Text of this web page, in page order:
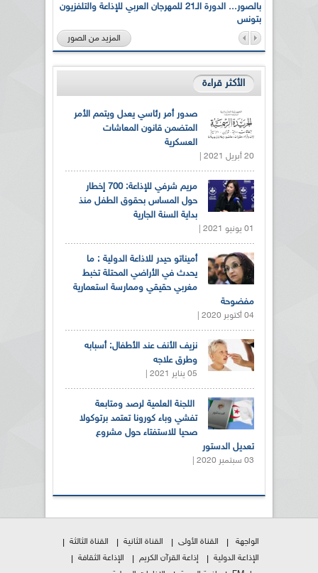
بالصور... الدورة الـ21 للمهرجان العربي للإذاعة والتلفزيون
بتونس
المزيد من الصور
الأكثر قراءة
صدور أمر رئاسي يعدل ويتمم الأمر
المتضمن قانون المعاشات
العسكرية
20 أبريل 2021 |
مريم شرفي للإذاعة: 700 إخطار
حول المساس بحقوق الطفل منذ
بداية السنة الجارية
01 يونيو 2021 |
أميناتو حيدر للاذاعة الدولية : ما
يحدث في الأراضي المحتلة تخبط
مغربي حقيقي وممارسة استعمارية
مفضوحة
04 أكتوبر 2020 |
نزيف الأنف عند الأطفال: أسبابه
وطرق علاجه
05 يناير 2021 |
اللجنة العلمية لرصد ومتابعة
تفشي وباء كورونا تعتمد برتوكولا
صحيا للاستفتاء حول مشروع
تعديل الدستور
03 سبتمبر 2020 |
الواجهة القناة الأولى القناة الثانية
القناة الثالثة
الإذاعة الدولية
إذاعة القرآن الكريم
الإذاعة الثقافة